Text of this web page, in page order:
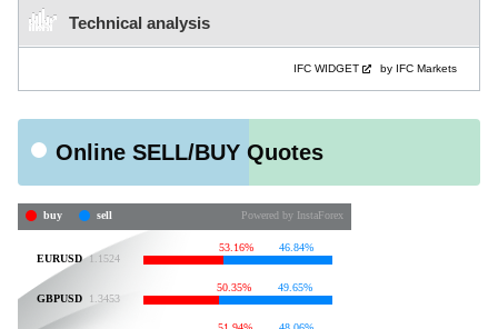
Technical analysis
IFC WIDGET by IFC Markets
Online SELL/BUY Quotes